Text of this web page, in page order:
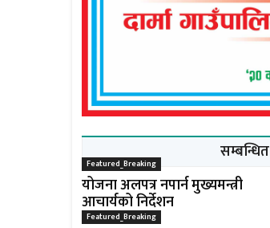
Featured_Breaking
योजना अलपत्र नपार्न मुख्यमन्त्री
आचार्यको निर्देशन
Featured_Breaking